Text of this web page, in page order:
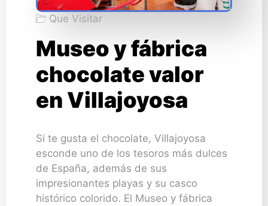
Que Visitar
Museo y fábrica
chocolate valor
en Villajoyosa
Si te gusta el chocolate, Villajoyosa
esconde uno de los tesoros más dulces
de España, además de sus
impresionantes playas y su casco
histórico colorido. El Museo y fábrica